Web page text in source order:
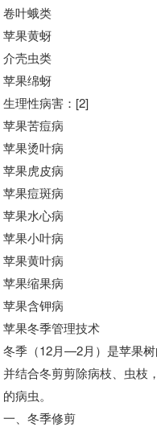
卷叶蛾类
苹果黄蚜
介壳虫类
苹果绵蚜
生理性病害：[2]
苹果苦痘病
苹果烫叶病
苹果虎皮病
苹果痘斑病
苹果水心病
苹果小叶病
苹果黄叶病
苹果缩果病
苹果含钾病
苹果冬季管理技术
冬季（12月—2月）是苹果
并结合冬剪剪除病枝、虫枝
的病虫。
一、冬季修剪